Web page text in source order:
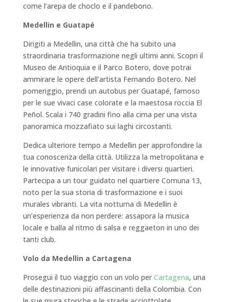
come l’arepa de choclo e il pandebono.
Medellin e Guatapé
Dirigiti a Medellin, una città che ha subito una
straordinaria trasformazione negli ultimi anni. Scopri il
Museo de Antioquia e il Parco Botero, dove potrai
ammirare le opere dell’artista Fernando Botero. Nel
pomeriggio, prendi un autobus per Guatapé, famoso
per le sue vivaci case colorate e la maestosa roccia El
Peñol. Scala i 740 gradini fino alla cima per una vista
panoramica mozzafiato sui laghi circostanti.
Dedica ulteriore tempo a Medellin per approfondire la
tua conoscenza della città. Utilizza la metropolitana e
le innovative funicolari per visitare i diversi quartieri.
Partecipa a un tour guidato nel quartiere Comuna 13,
noto per la sua storia di trasformazione e i suoi
murales vibranti. La vita notturna di Medellin è
un’esperienza da non perdere: assapora la musica
locale e balla al ritmo di salsa e reggaeton in uno dei
tanti club.
Volo da Medellin a Cartagena
Prosegui il tuo viaggio con un volo per Cartagena, una
delle destinazioni più affascinanti della Colombia. Con